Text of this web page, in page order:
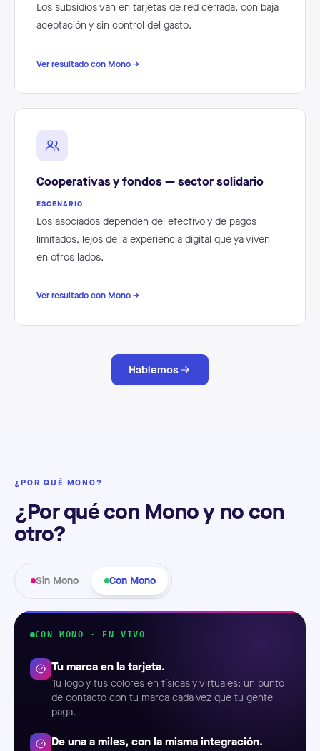
Los subsidios van en tarjetas de red cerrada, con baja
aceptación y sin control del gasto.
Ver resultado con Mono →
Cooperativas y fondos — sector solidario
ESCENARIO
Los asociados dependen del efectivo y de pagos
limitados, lejos de la experiencia digital que ya viven
en otros lados.
Ver resultado con Mono →
Hablemos
¿POR QUÉ MONO?
¿Por qué con Mono y no con
otro?
Sin Mono Con Mono
CON MONO · EN VIVO
Tu marca en la tarjeta.
Tu logo y tus colores en físicas y virtuales: un punto
de contacto con tu marca cada vez que tu gente
paga.
De una a miles, con la misma integración.